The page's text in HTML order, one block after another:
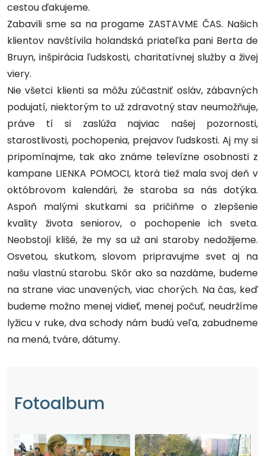
cestou ďakujeme.
Zabavili sme sa na progame ZASTAVME ČAS. Našich
klientov navštívila holandská priateľka pani Berta de
Bruyn, inšpirácia ľudskosti, charitatívnej služby a živej
viery.
Nie všetci klienti sa môžu zúčastniť osláv, zábavných
podujatí, niektorým to už zdravotný stav neumožňuje,
práve tí si zaslúža najviac našej pozornosti,
starostlivosti, pochopenia, prejavov ľudskosti. Aj my si
pripomínajme, tak ako známe televízne osobnosti z
kampane LIENKA POMOCI, ktorá tiež mala svoj deň v
októbrovom kalendári, že staroba sa nás dotýka.
Aspoň malými skutkami sa pričiňme o zlepšenie
kvality života seniorov, o pochopenie ich sveta.
Neobstojí klišé, že my sa už ani staroby nedožijeme.
Osvetou, skutkom, slovom pripravujme svet aj na
našu vlastnú starobu. Skôr ako sa nazdáme, budeme
na strane viac unavených, viac chorých. Na čas, keď
budeme možno menej vidieť, menej počuť, neudržíme
lyžicu v ruke, dva schody nám budú veľa, zabudneme
na mená, tváre, dátumy.
Fotoalbum